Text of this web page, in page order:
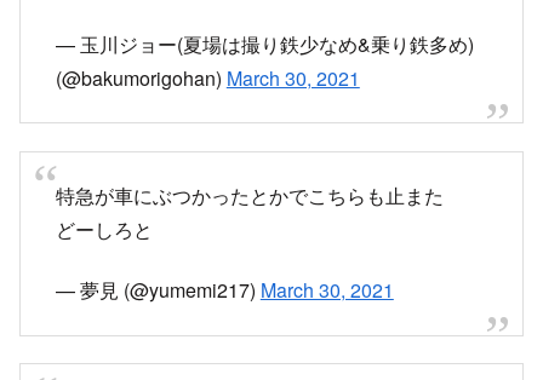
— とれいんふぉ 東海エリア 非公式運行情報など
(@Trainfo_Central) March 30, 2021
高山線当該は特急ひだ？
— かもめ (@kamomeblack)
JR高山線